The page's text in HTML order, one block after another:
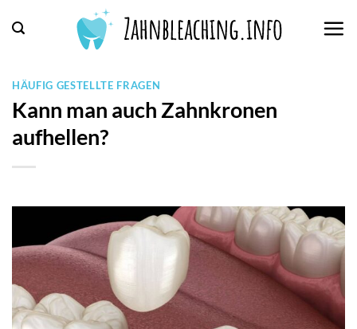
Inhalt
HÄUFIG GESTELLTE FRAGEN
Kann man auch Zahnkronen
aufhellen?